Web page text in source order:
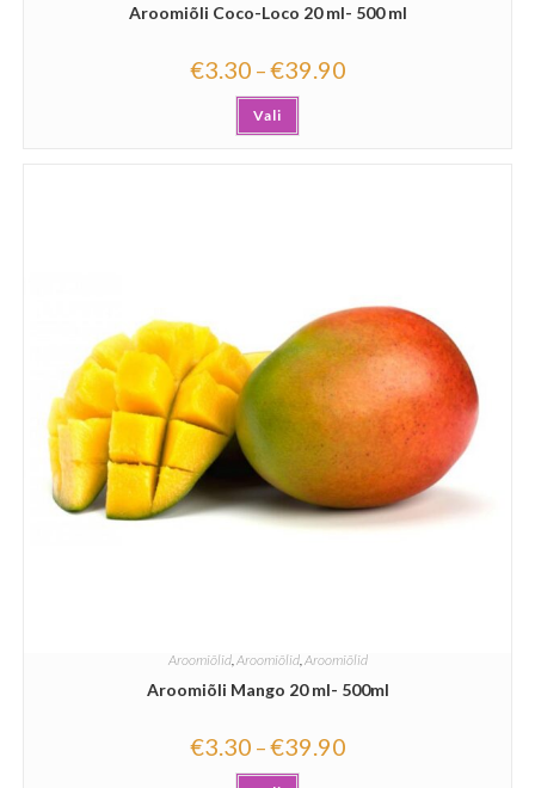
Aroomiõli Coco-Loco 20 ml- 500 ml
€3.30 –€39.90
Vali
Aroomiõlid,Aroomiõlid,Aroomiõlid
Aroomiõli Mango 20 ml- 500ml
€3.30 –€39.90